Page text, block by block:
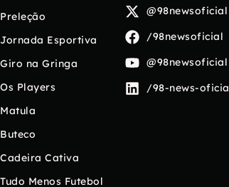
Preleção
Jornada Esportiva
Giro na Gringa
Os Players
Matula
Buteco
Cadeira Cativa
Tudo Menos Futebol
@98newsoficial
/98newsoficial
@98newsoficial
/98-news-